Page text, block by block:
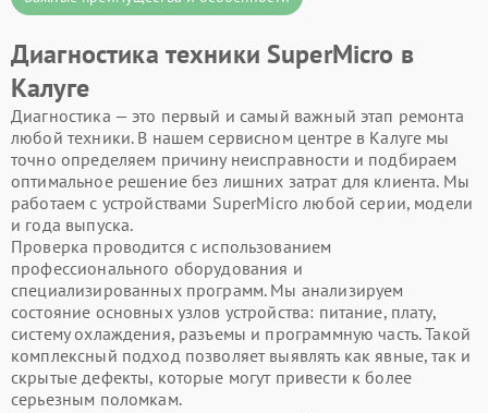
Диагностика техники SuperMicro в
Калуге
Диагностика — это первый и самый важный этап ремонта
любой техники. В нашем сервисном центре в Калуге мы
точно определяем причину неисправности и подбираем
оптимальное решение без лишних затрат для клиента. Мы
работаем с устройствами SuperMicro любой серии, модели
и года выпуска.
Проверка проводится с использованием
профессионального оборудования и
специализированных программ. Мы анализируем
состояние основных узлов устройства: питание, плату,
систему охлаждения, разъемы и программную часть. Такой
комплексный подход позволяет выявлять как явные, так и
скрытые дефекты, которые могут привести к более
серьезным поломкам.